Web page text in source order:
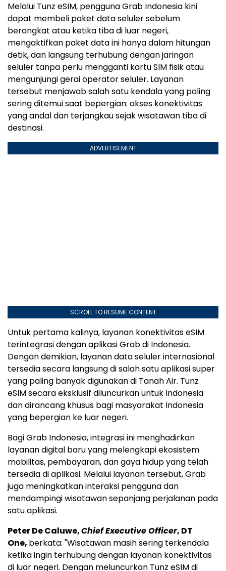
Melalui Tunz eSIM, pengguna Grab Indonesia kini
dapat membeli paket data seluler sebelum
berangkat atau ketika tiba di luar negeri,
mengaktifkan paket data ini hanya dalam hitungan
detik, dan langsung terhubung dengan jaringan
seluler tanpa perlu mengganti kartu SIM fisik atau
mengunjungi gerai operator seluler. Layanan
tersebut menjawab salah satu kendala yang paling
sering ditemui saat bepergian: akses konektivitas
yang andal dan terjangkau sejak wisatawan tiba di
destinasi.
ADVERTISEMENT
SCROLL TO RESUME CONTENT
Untuk pertama kalinya, layanan konektivitas eSIM
terintegrasi dengan aplikasi Grab di Indonesia.
Dengan demikian, layanan data seluler internasional
tersedia secara langsung di salah satu aplikasi super
yang paling banyak digunakan di Tanah Air. Tunz
eSIM secara eksklusif diluncurkan untuk Indonesia
dan dirancang khusus bagi masyarakat Indonesia
yang bepergian ke luar negeri.
Bagi Grab Indonesia, integrasi ini menghadirkan
layanan digital baru yang melengkapi ekosistem
mobilitas, pembayaran, dan gaya hidup yang telah
tersedia di aplikasi. Melalui layanan tersebut, Grab
juga meningkatkan interaksi pengguna dan
mendampingi wisatawan sepanjang perjalanan pada
satu aplikasi.
Peter De Caluwe,Chief Executive Officer, DT
One, berkata: "Wisatawan masih sering terkendala
ketika ingin terhubung dengan layanan konektivitas
di luar negeri. Dengan meluncurkan Tunz eSIM di